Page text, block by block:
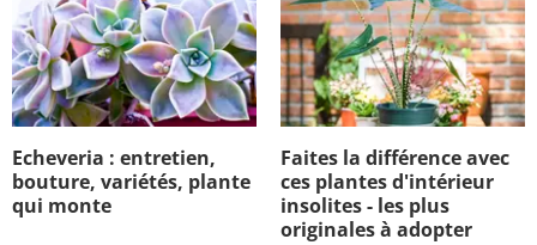
Echeveria : entretien,
bouture, variétés, plante
qui monte
Faites la différence avec
ces plantes d'intérieur
insolites - les plus
originales à adopter